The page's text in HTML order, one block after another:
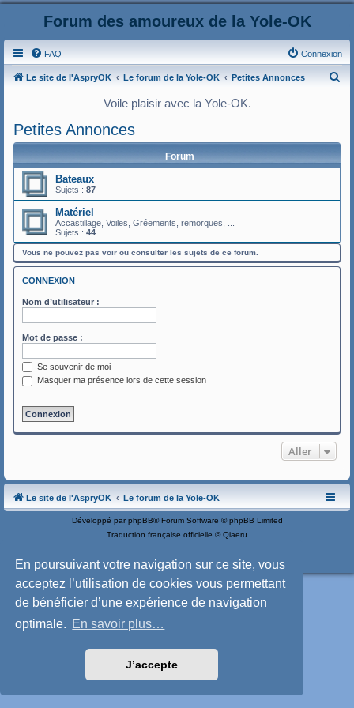
En poursuivant votre navigation sur ce site, vous
acceptez l’utilisation de cookies vous permettant
de bénéficier d’une expérience de navigation
optimale. En savoir plus…
J’accepte
Forum des amoureux de la Yole-OK
FAQ Connexion
Le site de l'AspryOK Le forum de la Yole-OK Petites Annonces
Voile plaisir avec la Yole-OK.
Petites Annonces
Forum
Bateaux
Sujets : 87
Matériel
Accastillage, Voiles, Gréements, remorques, ...
Sujets : 44
Vous ne pouvez pas voir ou consulter les sujets de ce forum.
CONNEXION
Nom d’utilisateur :
Mot de passe :
Se souvenir de moi
Masquer ma présence lors de cette session
Aller
Le site de l'AspryOK Le forum de la Yole-OK
Développé par phpBB® Forum Software © phpBB Limited
Traduction française officielle ©Qiaeru